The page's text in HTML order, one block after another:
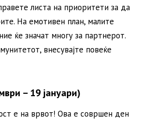
листа на приоритети за да
На емотивен план, малите
ќе значат многу за партнерот.
внесувајте повеќе
– 19 јануари)
е на врвот! Ова е совршен ден